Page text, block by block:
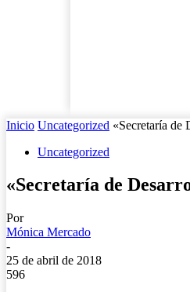
Inicio Uncategorized «Secretaría de
Uncategorized
«Secretaría de
Por
Mónica Mercado
-
25 de abril de 2018
596